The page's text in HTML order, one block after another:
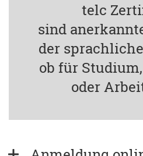
telc
sind
der
ob für
oder